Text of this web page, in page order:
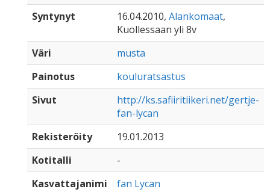
Syntynyt
16.04.2010, Alankomaat,
Kuollessaan yli 8v
Väri
musta
Painotus
kouluratsastus
Sivut
http://ks.safiiritiikeri.net/gertje-
fan-lycan
Rekisteröity
19.01.2013
Kotitalli
-
Kasvattajanimi
fan Lycan